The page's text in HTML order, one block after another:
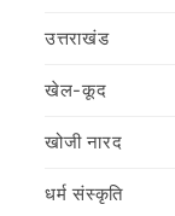
उत्तराखंड
खेल-कूद
खोजी नारद
धर्म संस्कृति